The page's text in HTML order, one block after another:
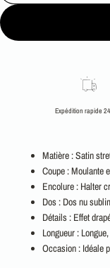
Expédition rapide
Matière : Satin
Coupe : Moulante
Encolure : Halter
Dos : Dos nu
Détails : Effet
Longueur :
Occasion : Idéale